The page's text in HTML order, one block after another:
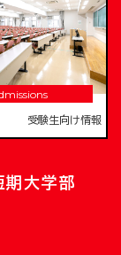
受験生向け情報
大学部